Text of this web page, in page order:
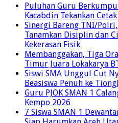
Puluhan Guru
Kacabdin Tekankan
Sinergi Bareng TNI/
Tanamkan Disiplin dan
Kekerasan Fisik
Membanggakan, Tiga
Timur Juara Lokakarya
Siswi SMA Unggul Cut
Beasiswa Penuh ke
Guru PJOK SMAN 1
Kempo 2026
7 Siswa SMAN 1